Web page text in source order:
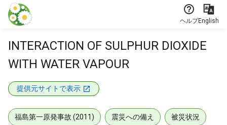
本文に飛ぶ
ヘルプEnglish
INTERACTION OF SULPHUR DIOXIDE
WITH WATER VAPOUR
提供元サイトで表示
福島第一原発事故 (2011) 震災への備え 被災状況